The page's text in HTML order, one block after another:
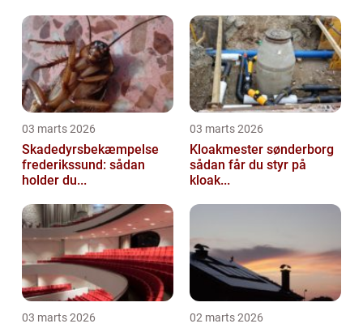
03 marts 2026
Skadedyrsbekæmpelse
frederikssund: sådan
holder du...
03 marts 2026
Kloakmester sønderborg
sådan får du styr på
kloak...
03 marts 2026 02 marts 2026